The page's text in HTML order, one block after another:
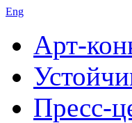
Eng
Арт-
Пресс-